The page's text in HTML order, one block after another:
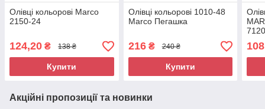
Олівці кольорові Marco
2150-24
124,20 ₴ 138 ₴
Купити
Олівці кольорові 1010-48
Marco Пегашка
216₴ 240 ₴
Купити
108
Акційні пропозиції та новинки